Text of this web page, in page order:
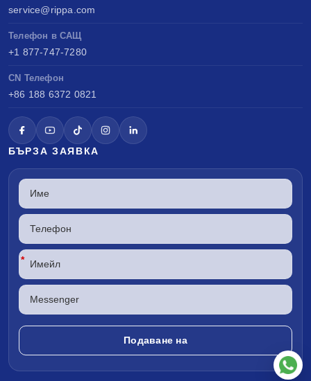
service@rippa.com
Телефон в САЩ
+1 877-747-7280
CN Телефон
+86 188 6372 0821
БЪРЗА ЗАЯВКА
*